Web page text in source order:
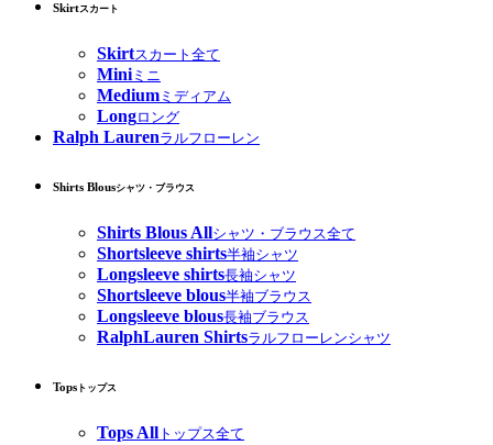
Skirtスカート
Skirtスカート全て
Miniミニ
Medium ミディアム
Longロング
Ralph Laurenラルフローレン
Shirts Blousシャツ・ブラウス
Shirts Blous Allシャツ・ブラウス全て
Shortsleeve shirts半袖シャツ
Longsleeve shirts長袖シャツ
Shortsleeve blous半袖ブラウス
Longsleeve blous長袖ブラウス
RalphLauren Shirtsラルフローレンシャツ
Tops トップス
Tops All トップス全て